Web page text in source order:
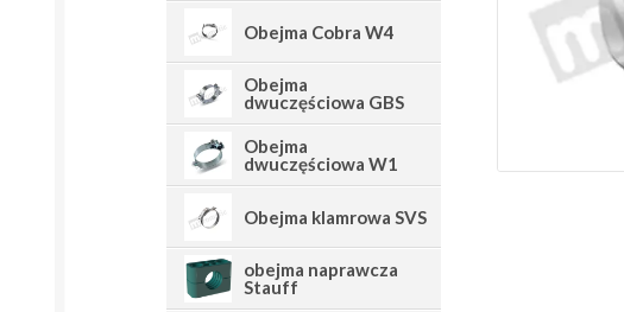
Obejma Cobra W4
Obejma
dwuczęściowa GBS
Obejma
dwuczęściowa W1
Obejma klamrowa SVS
obejma naprawcza
Stauff